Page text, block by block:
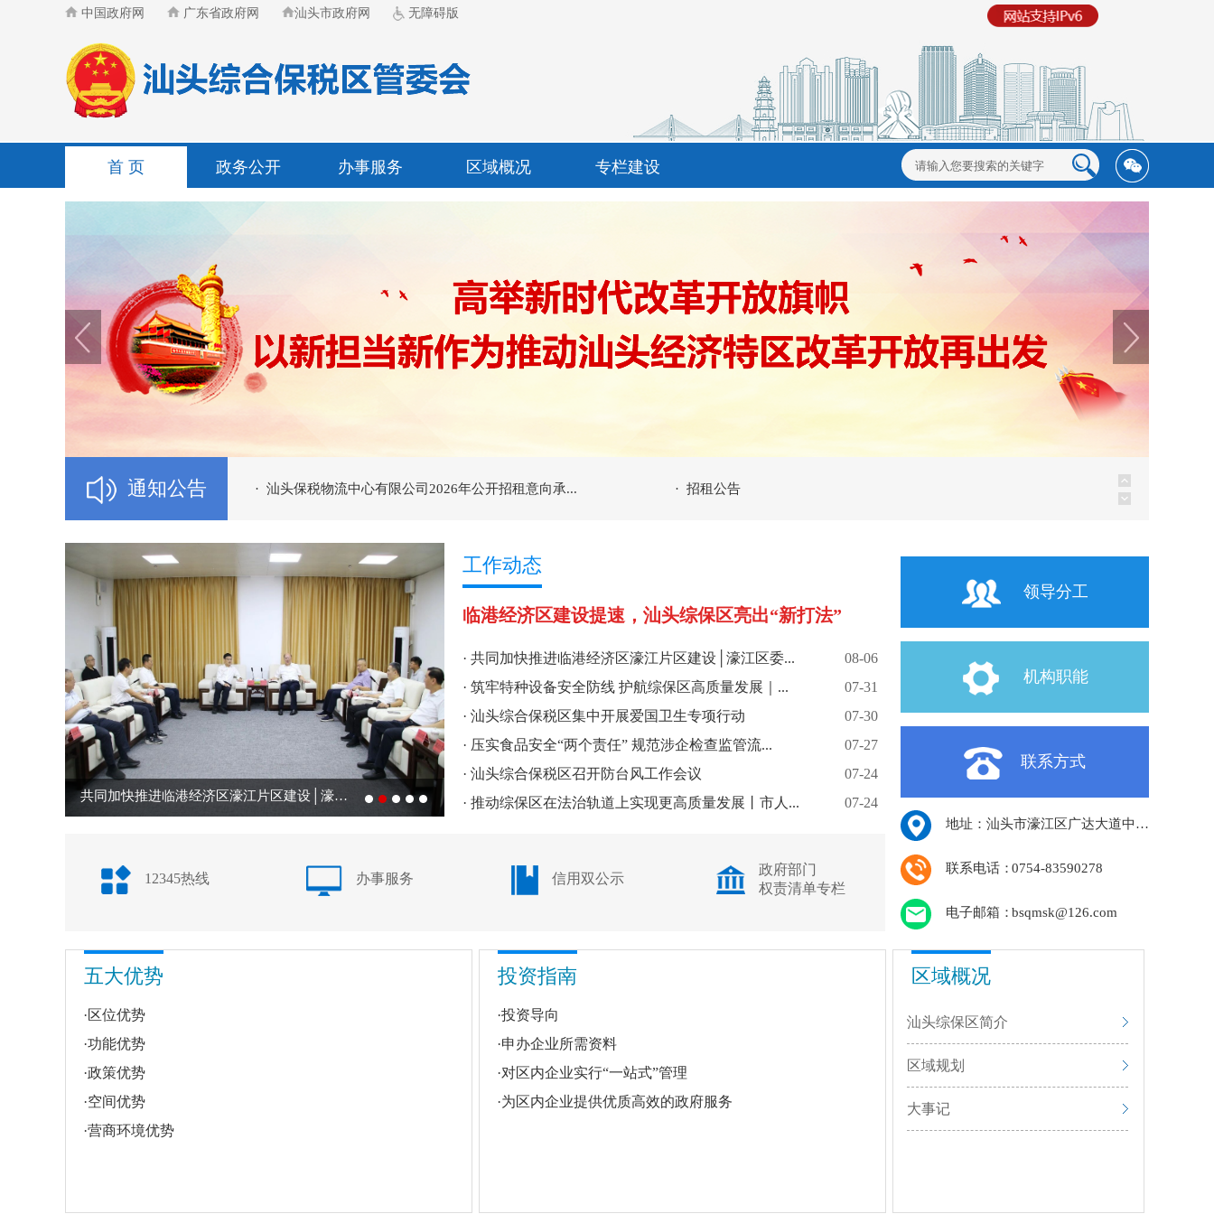
中国政府网 广东省政府网 汕头市政府网 无障碍版
首 页 政务公开 办事服务 区域概况 专栏建设
通知公告
·
·关于拟废止《汕头综合保税区现代产业项目认定申报管... ·关于汕头保税区临港建设有限公司位于汕头综合保税区...
· 汕头保税物流中心有限公司2026年公开招租意向承... · 招租公告
筑牢特种设备安全防线 护航综保区高质量发展｜...
工作动态
临港经济区建设提速，汕头综保区亮出“新打法”
· 共同加快推进临港经济区濠江片区建设│濠江区委...
08-06
· 筑牢特种设备安全防线 护航综保区高质量发展｜...
07-31
· 汕头综合保税区集中开展爱国卫生专项行动
07-30
· 压实食品安全“两个责任” 规范涉企检查监管流...
07-27
· 汕头综合保税区召开防台风工作会议
07-24
· 推动综保区在法治轨道上实现更高质量发展丨市人... 07-24
领导分工
机构职能
联系方式
地址： 汕头市濠江区广达大道中段汕头保税区管委大楼
联系电话：0754-83590278
电子邮箱：bsqmsk@126.com
12345热线 办事服务 信用双公示
政府部门
权责清单专栏
五大优势
·区位优势
·功能优势
·政策优势
·空间优势
·营商环境优势
投资指南
·投资导向
·申办企业所需资料
·对区内企业实行“一站式”管理
·为区内企业提供优质高效的政府服务
区域概况
汕头综保区简介
区域规划
大事记